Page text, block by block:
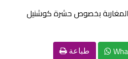
طباعة